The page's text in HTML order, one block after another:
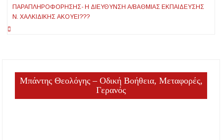
ΠΑΡΑΠΛΗΡΟΦΌΡΗΣΗΣ- Η ΔΙΕΎΘΥΝΣΗ Α/ΒΆΘΜΙΑΣ ΕΚΠΑΊΔΕΥΣΗΣ
Ν. ΧΑΛΚΙΔΙΚΉΣ ΑΚΟΥΕΙ???
Μπάντης Θεολόγης – Οδική Βοήθεια, Μεταφορές,
Γερανός